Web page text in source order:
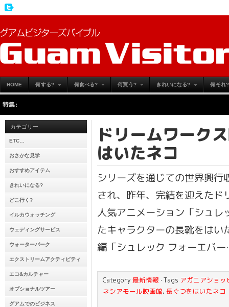
HOME 何する? 何食べる? 何買う? きれいになる? 何それ?
特集:
カテゴリー
ETC…
おさかな見学
おすすめアイテム
きれいになる?
どこ行く?
イルカウォッチング
ウェディングサービス
ウォーターパーク
エクストリームアクティビティ
エコ&カルチャー
オプショナルツアー
グアムでのビジネス
ドリームワーク
はいたネコ
シリーズを通じての世界興行
され、昨年、完結を迎えたド
人気アニメーション「シュレ
たキャラクターの長靴をはい
編「シュレック フォーエバ
Category 最新情報 · Tags アガニアショ
ネシアモール映画館, 長ぐつをはいたネコ